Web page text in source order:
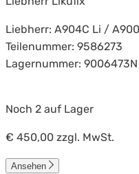
Liebherr: A904C Li /
Teilenummer: 9586273
Lagernummer: 9006473N
Noch 2 auf Lager
€ 450,00zzgl. MwSt.
Ansehen